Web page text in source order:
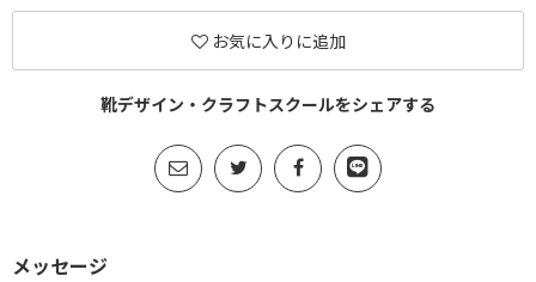
お気に入りに追加
靴デザイン・クラフトスクールをシェアする
メッセージ